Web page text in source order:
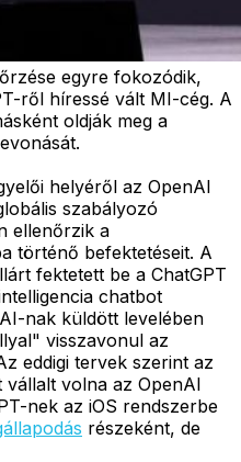
egyre fokozódik,
ről híressé vált MI-cég. A
oldják meg a
helyéről az OpenAI
szabályozó
ellenőrzik a
történő befektetéseit. A
fektetett be a ChatGPT
chatbot
nak küldött levelében
visszavonul az
eddigi tervek szerint az
vállalt volna az OpenAI
nek az iOS rendszerbe
részeként, de